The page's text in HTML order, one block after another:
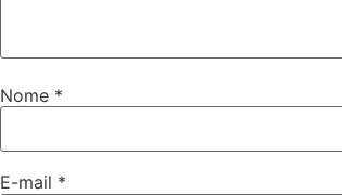
Nome *
E-mail *